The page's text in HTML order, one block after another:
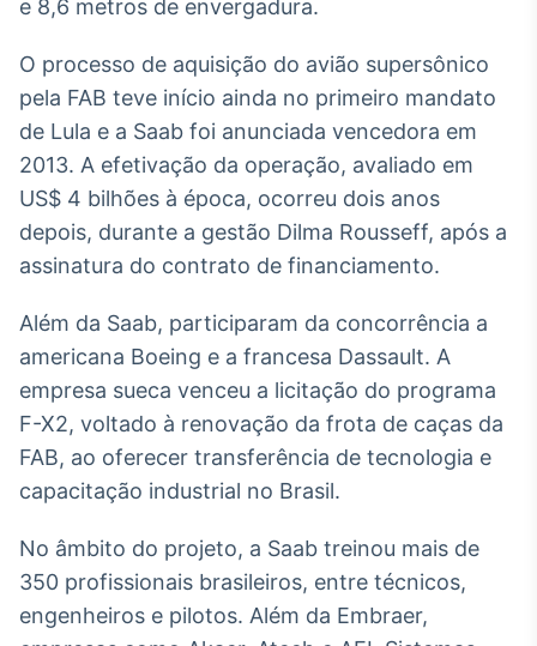
Conteúdos e
Broadcast
Curadoria
conteúdos
noticiosos
Soluções de
Tecnologia
Broadcast
Radar
inteligente de
notícias e
Broadcast
A melhor
plataforma para
analisar fundos
de investimento
no Brasil
e 8,6 metros de envergadura.
O processo de aquisição do avião supersônico
pela FAB teve início ainda no primeiro mandato
de Lula e a Saab foi anunciada vencedora em
2013. A efetivação da operação, avaliado em
US$ 4 bilhões à época, ocorreu dois anos
depois, durante a gestão Dilma Rousseff, após a
assinatura do contrato de financiamento.
Além da Saab, participaram da concorrência a
americana Boeing e a francesa Dassault. A
empresa sueca venceu a licitação do programa
F-X2, voltado à renovação da frota de caças da
FAB, ao oferecer transferência de tecnologia e
capacitação industrial no Brasil.
No âmbito do projeto, a Saab treinou mais de
350 profissionais brasileiros, entre técnicos,
engenheiros e pilotos. Além da Embraer,